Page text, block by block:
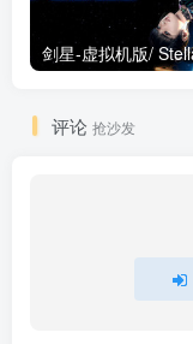
评论 抢沙发